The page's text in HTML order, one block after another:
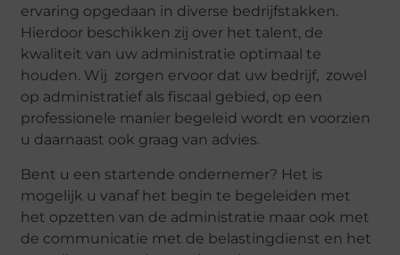
ervaring opgedaan in diverse bedrijfstakken.
Hierdoor beschikken zij over het talent, de
kwaliteit van uw administratie optimaal te
houden. Wij zorgen ervoor dat uw bedrijf, zowel
op administratief als fiscaal gebied, op een
professionele manier begeleid wordt en voorzien
u daarnaast ook graag van advies.
Bent u een startende ondernemer? Het is
mogelijk u vanaf het begin te begeleiden met
het opzetten van de administratie maar ook met
de communicatie met de belastingdienst en het